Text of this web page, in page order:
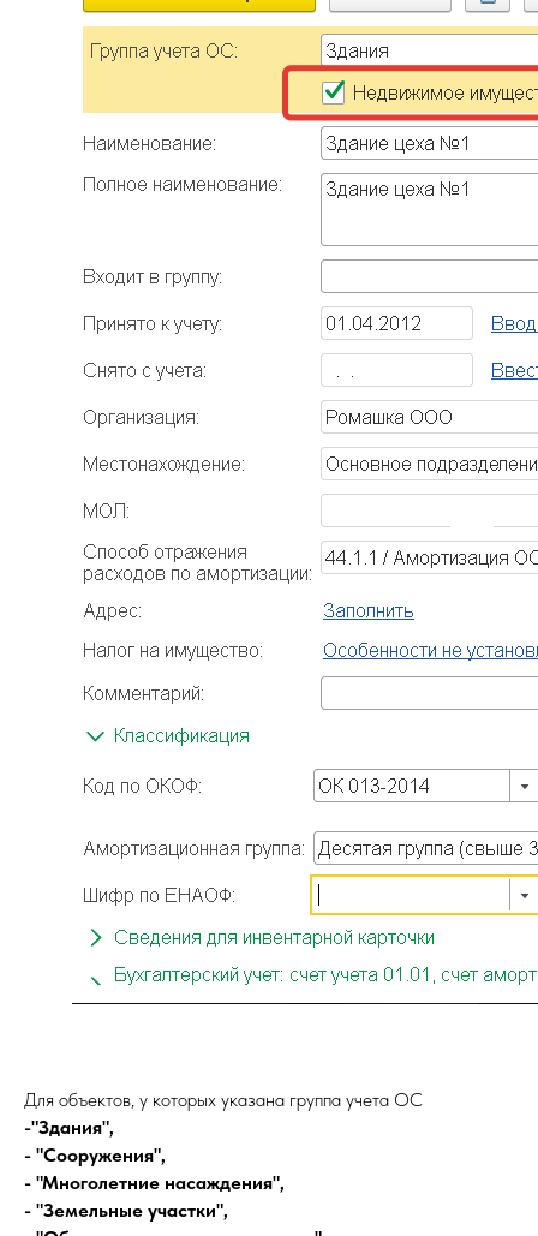
Для объектов, у которых указана группа учета ОС
-"Здания",
- "Сооружения",
- "Многолетние насаждения",
- "Земельные участки",